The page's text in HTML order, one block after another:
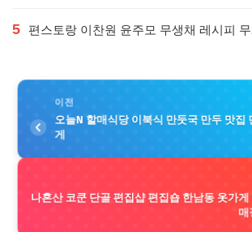
5 편스토랑 이찬원 윤주모 무생채 레시피
이전
오늘N 할매식당 이북식 만둣국 만두 맛집
게
나혼산 코쿤 단골 편집샵 편집숍 한남동 옷가
매